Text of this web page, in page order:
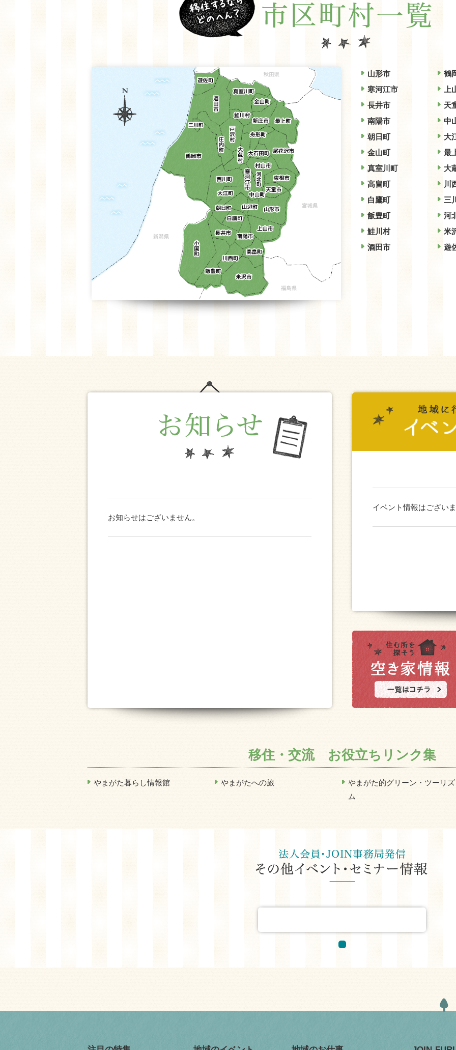
山形市
鶴
寒河江市
上
長井市
天
南陽市
中
朝日町
大
金山町
最
真室川町
大
高畠町
川
白鷹町
三
飯豊町
河
鮭川村
米
酒田市
遊
お知らせはございません。
イベント情報はござい
移住・交流 お役立ちリンク集
やまがた暮らし情報館 やまがたへの旅
やまがた的グリーン・ツーリズ
ム